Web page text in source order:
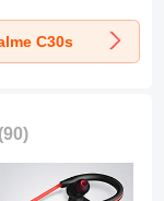
Universel
pour Realme
Bleu
C30s
(90)